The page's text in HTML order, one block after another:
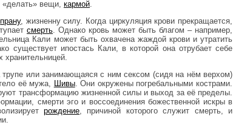
«делать» вещи, кармой.
прану, жизненну силу. Когда циркуляция крови прекращается,
смерть. Однако кровь может быть благом – например,
Кали может быть охвачена жаждой крови и утратить
существует ипостась Кали, в которой она отрубает себе
хранительницей.
или занимающаяся с ним сексом (сидя на нём верхом)
её мужа, Шивы. Они окружены погребальными кострами.
трансформацию жизненной силы и выход за её пределы.
смерти эго и воссоединения божественной искры в
рождение, причиной которого служит смерть, и